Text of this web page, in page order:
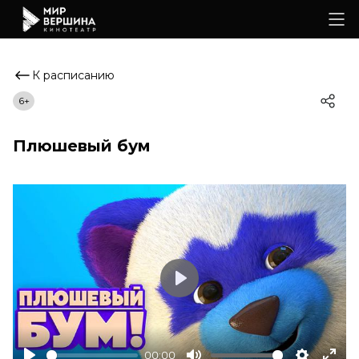
К расписанию
Плюшевый бум
6+
00:00
Play